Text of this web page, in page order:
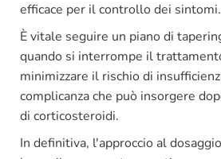
efficace per il controllo dei sintomi.
È vitale seguire un piano di
quando si interrompe il
minimizzare il rischio di
complicanza che può insorgere
di corticosteroidi.
In definitiva, l'approccio al